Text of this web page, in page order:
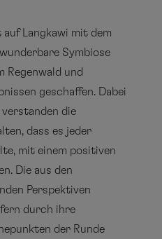
Langkawi mit dem
Symbiose
Regenwald und
geschaffen. Dabei
die
dass es jeder
mit einem positiven
Die aus den
Perspektiven
durch ihre
der Runde